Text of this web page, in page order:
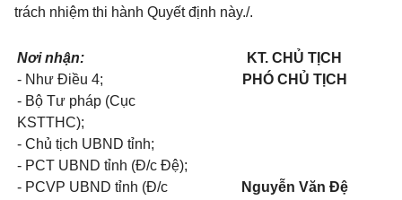
trách nhiệm thi hành Quyết định này./.
Nơi nhận:
- Như Điều 4;
- Bộ Tư pháp (Cục
KSTTHC);
- Chủ tịch UBND tỉnh;
- PCT UBND tỉnh (Đ/c Đệ);
- PCVP UBND tỉnh (Đ/c
KT. CHỦ TỊCH
PHÓ CHỦ TỊCH
Nguyễn Văn Đệ